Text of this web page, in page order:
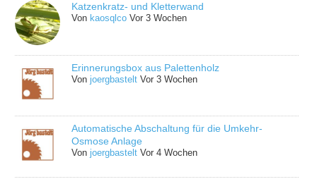
Katzenkratz- und Kletterwand
Von kaosqlco Vor 3 Wochen
Erinnerungsbox aus Palettenholz
Vonjoergbastelt Vor 3 Wochen
Automatische Abschaltung für die Umkehr-
Osmose Anlage
Vonjoergbastelt Vor 4 Wochen